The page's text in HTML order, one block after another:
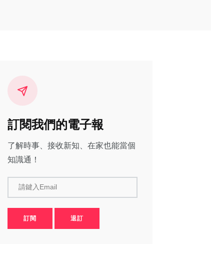
訂閱我們的電子報
了解時事、接收新知、在家也能當個
知識通！
請鍵入Email
訂閱 退訂